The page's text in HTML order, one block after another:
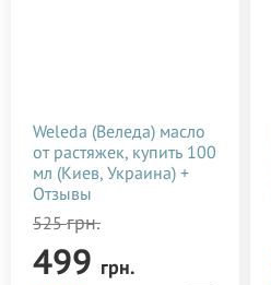
Weleda (Веледа) масло
от растяжек, купить 100
мл (Киев, Украина) +
Отзывы
525грн.
499 грн.